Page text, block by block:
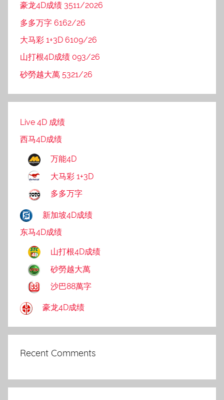
豪龙4D成绩 3511/2026
多多万字 6162/26
大马彩 1+3D 6109/26
山打根4D成绩 093/26
砂勞越大萬 5321/26
Live 4D 成绩
西马4D成绩
万能4D
大马彩 1+3D
多多万字
新加坡4D成绩
东马4D成绩
山打根4D成绩
砂勞越大萬
沙巴88萬字
豪龙4D成绩
Recent Comments